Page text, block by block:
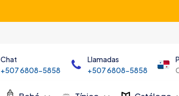
Chat
+507 6808-5858
Llamadas
+507 6808-5858